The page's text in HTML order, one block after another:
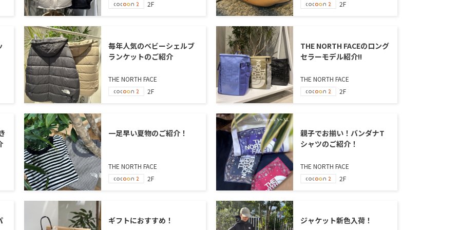
2F 2F
毎年人気のベビーシェルブ
ランケットのご紹介
THE NORTH FACE
2F
THE NORTH FACEのロング
セラーモデル紹介!!
THE NORTH FACE
2F
一足早い夏物のご紹介！
THE NORTH FACE
2F
親子でお揃い！バンダナT
シャツのご紹介！
THE NORTH FACE
2F
ギフトにおすすめ！ ジャケット新色入荷！